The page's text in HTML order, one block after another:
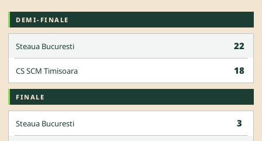
DEMI-FINALE
Steaua Bucuresti 22
CS SCM Timisoara 18
FINALE
Steaua Bucuresti 3